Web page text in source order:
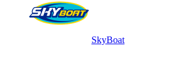
SkyBoat